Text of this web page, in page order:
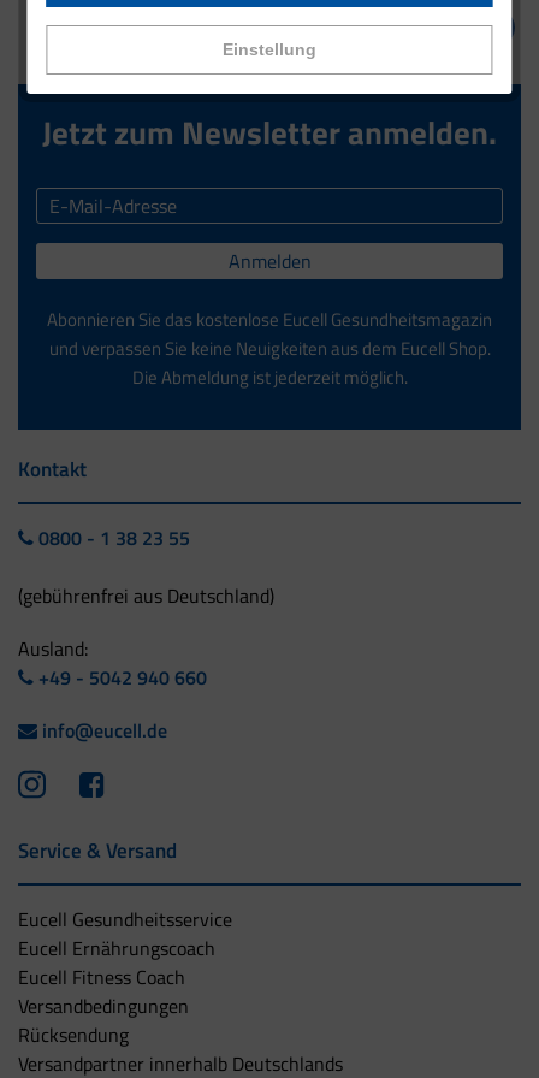
Einstellung
Jetzt zum Newsletter anmelden.
Anmelden
Abonnieren Sie das kostenlose Eucell Gesundheitsmagazin
und verpassen Sie keine Neuigkeiten aus dem Eucell Shop.
Die Abmeldung ist jederzeit möglich.
Kontakt
0800 - 1 38 23 55
(gebührenfrei aus Deutschland)
Ausland:
+49 - 5042 940 660
info@eucell.de
Service & Versand
Eucell Gesundheitsservice
Eucell Ernährungscoach
Eucell Fitness Coach
Versandbedingungen
Rücksendung
Versandpartner innerhalb Deutschlands